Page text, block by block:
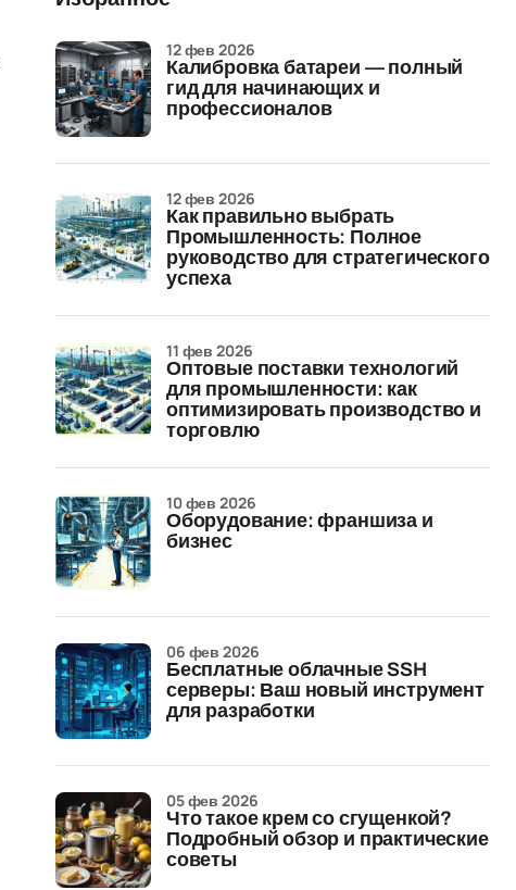
Калибровка батареи — полный
гид для начинающих и
профессионалов
12 фев 2026
Как правильно выбрать
Промышленность: Полное
руководство для стратегического
успеха
12 фев 2026
Оптовые поставки технологий
для промышленности: как
оптимизировать производство и
торговлю
11 фев 2026
Оборудование: франшиза и
бизнес
10 фев 2026
Бесплатные облачные SSH
серверы: Ваш новый инструмент
для разработки
06 фев 2026
Что такое крем со сгущенкой?
Подробный обзор и практические
советы
05 фев 2026